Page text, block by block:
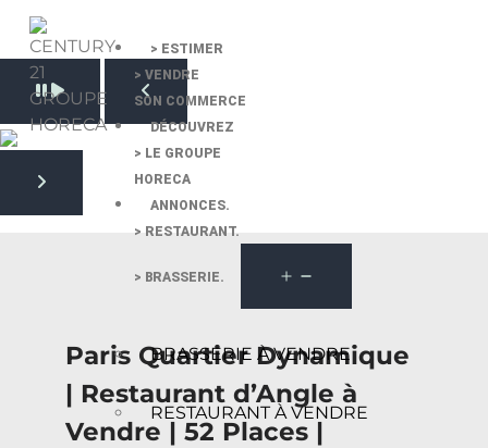
> ESTIMER
> VENDRE
SON COMMERCE
DÉCOUVREZ
> LE GROUPE
HORECA
ANNONCES.
> RESTAURANT.
> BRASSERIE.
BRASSERIE À VENDRE
RESTAURANT À VENDRE
Pause slide rotation
Resume slide rotation
Previous slide
Next slide
Paris Quartier Dynamique
| Restaurant d’Angle à
Vendre | 52 Places |